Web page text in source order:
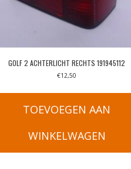
GOLF 2 ACHTERLICHT RECHTS 191945112
€12,50
TOEVOEGEN AAN
WINKELWAGEN